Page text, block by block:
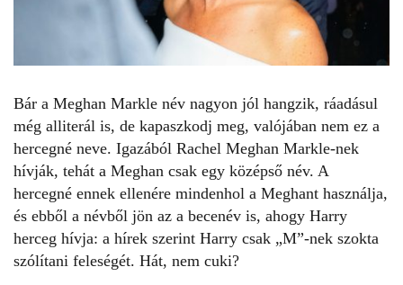
Bár a Meghan Markle név nagyon jól hangzik, ráadásul
még alliterál is, de kapaszkodj meg, valójában nem ez a
hercegné neve. Igazából Rachel Meghan Markle-nek
hívják, tehát a Meghan csak egy középső név. A
hercegné ennek ellenére mindenhol a Meghant használja,
és ebből a névből jön az a becenév is, ahogy Harry
herceg hívja: a hírek szerint Harry csak „M”-nek szokta
szólítani feleségét. Hát, nem cuki?